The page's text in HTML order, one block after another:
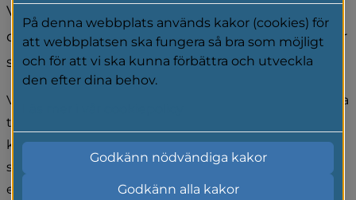
Vi jobbar med en måltidsupplevelse där alla
delar är lika viktiga. Kostverksamheten sträcker
sig från förskola till äldreomsorg.
Vårt hållbarhetsarbete, som går under namnet "Gröna
tråden", innebär att vi har fokus på att vara en
klimatsmart verksamhet. Arbetet sker utifrån en
social, ekonomisk och miljömässig hållbarhet, i
enlighet med agenda 2030.
På denna webbplats används kakor (cookies) för
att webbplatsen ska fungera så bra som möjligt
och för att vi ska kunna förbättra och utveckla
den efter dina behov.
Godkänn nödvändiga kakor
Godkänn alla kakor